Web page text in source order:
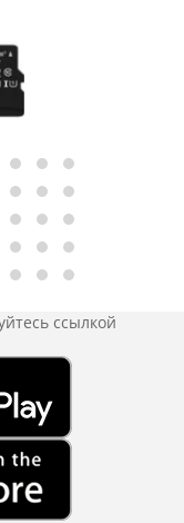
ссылкой